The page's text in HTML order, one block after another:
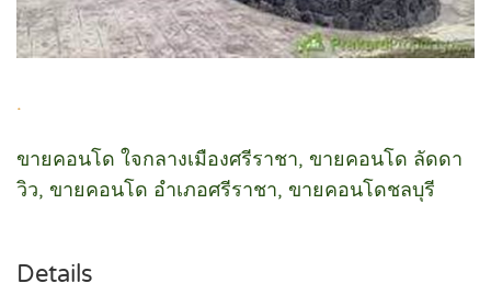
.
ขายคอนโด ใจกลางเมืองศรีราชา, ขายคอนโด ลัดดา
วิว, ขายคอนโด อำเภอศรีราชา, ขายคอนโดชลบุรี
Details